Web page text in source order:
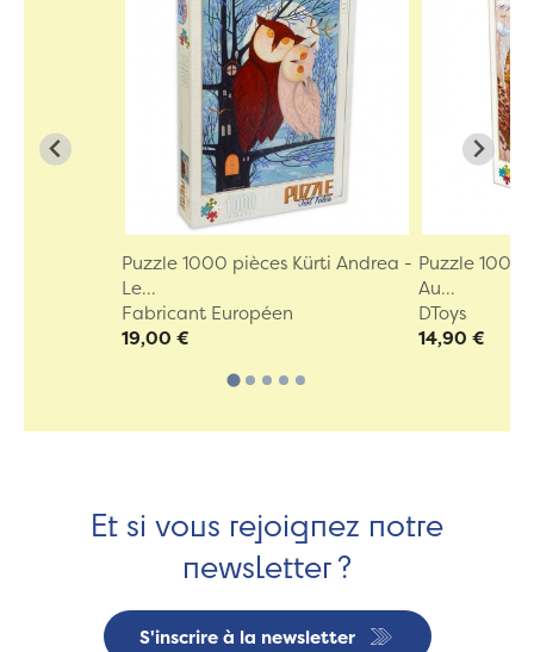
Puzzle 1000 pièces Kürti Andrea -
Le...
Fabricant Européen
19,00 €
Puzzle 1000
Au...
DToys
14,90 €
Et si vous rejoignez notre
newsletter ?
S'inscrire à la newsletter